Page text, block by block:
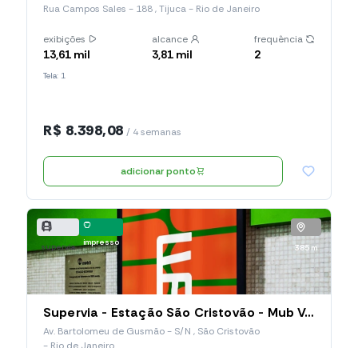
Rua Campos Sales - 188 , Tijuca - Rio de Janeiro
exibições
13,61 mil
alcance
3,81 mil
frequência
2
Tela: 1
R$ 8.398,08 / 4 semanas
adicionar ponto
supervia impresso
385 m
Supervia - Estação São Cristovão - Mub Vertical (023.SCO.MVP)
Av. Bartolomeu de Gusmão - S/N , São Cristovão